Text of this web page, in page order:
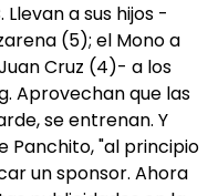
Llevan a sus hijos -
(5); el Mono a
Cruz (4)- a los
Aprovechan que las
se entrenan. Y
Panchito, "al principio
un sponsor. Ahora